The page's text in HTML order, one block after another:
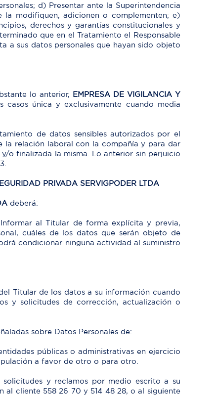
d) Presentar ante la Superintendencia
modifiquen, adicionen o complementen; e)
derechos y garantías constitucionales y
que en el Tratamiento el Responsable
a sus datos personales que hayan sido objeto
lo anterior, EMPRESA DE VIGILANCIA Y
única y exclusivamente cuando media
de datos sensibles autorizados por el
la relación laboral con la compañía y para dar
o finalizada la misma. Lo anterior sin perjuicio
PRIVADA SERVIGPODER LTDA
deberá:
Informar al Titular de forma explícita y previa,
cuáles de los datos que serán objeto de
condicionar ninguna actividad al suministro
Titular de los datos a su información cuando
y solicitudes de corrección, actualización o
sobre Datos Personales de:
públicas o administrativas en ejercicio
a favor de otro o para otro.
y reclamos por medio escrito a su
cliente 558 26 70 y 514 48 28, o al siguiente